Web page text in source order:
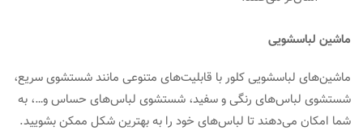
ماشین لباسشویی
ماشین‌های لباسشویی کلور با قابلیت‌های متنوعی مانند شستشوی سریع،
شستشوی لباس‌های رنگی و سفید، شستشوی لباس‌های حساس و…، به
شما امکان می‌دهند تا لباس‌های خود را به بهترین شکل ممکن بشویید.